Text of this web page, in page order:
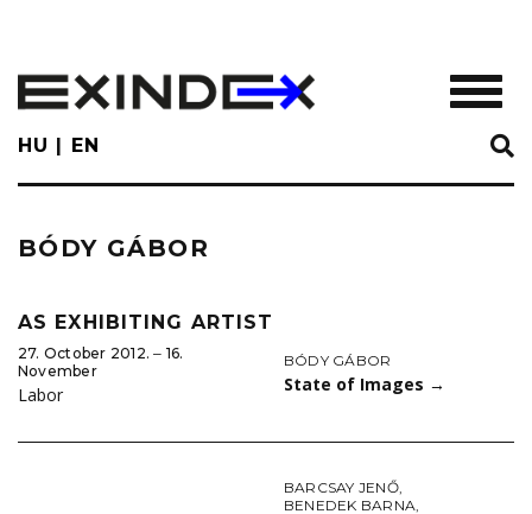
main
content
HU EN
BÓDY GÁBOR
AS EXHIBITING ARTIST
27. October 2012. ‒ 16.
November
Labor
BÓDY GÁBOR
State of Images →
BARCSAY JENŐ,
BENEDEK BARNA,